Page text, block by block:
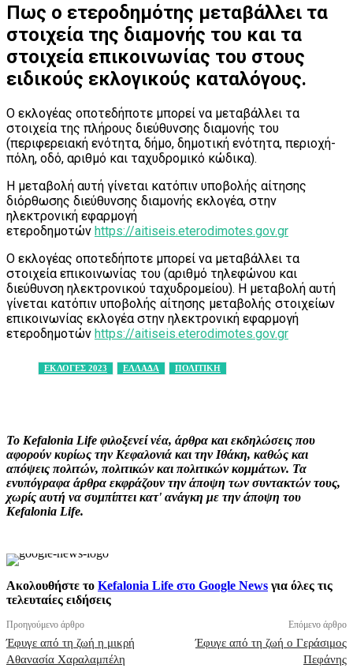
Πως ο ετεροδημότης μεταβάλλει τα
στοιχεία της διαμονής του και τα
στοιχεία επικοινωνίας του στους
ειδικούς εκλογικούς καταλόγους.
Ο εκλογέας οποτεδήποτε μπορεί να μεταβάλλει τα
στοιχεία της πλήρους διεύθυνσης διαμονής του
(περιφερειακή ενότητα, δήμο, δημοτική ενότητα, περιοχή-
πόλη, οδό, αριθμό και ταχυδρομικό κώδικα).
Η μεταβολή αυτή γίνεται κατόπιν υποβολής αίτησης
διόρθωσης διεύθυνσης διαμονής εκλογέα, στην
ηλεκτρονική εφαρμογή
ετεροδημοτών https://aitiseis.eterodimotes.gov.gr
Ο εκλογέας οποτεδήποτε μπορεί να μεταβάλλει τα
στοιχεία επικοινωνίας του (αριθμό τηλεφώνου και
διεύθυνση ηλεκτρονικού ταχυδρομείου). Η μεταβολή αυτή
γίνεται κατόπιν υποβολής αίτησης μεταβολής στοιχείων
επικοινωνίας εκλογέα στην ηλεκτρονική εφαρμογή
ετεροδημοτών https://aitiseis.eterodimotes.gov.gr
ΕΚΛΟΓΕΣ 2023 ΕΛΛΑΔΑ ΠΟΛΙΤΙΚΗ
Το Kefalonia Life φιλοξενεί νέα, άρθρα και εκδηλώσεις που
αφορούν κυρίως την Κεφαλονιά και την Ιθάκη, καθώς και
απόψεις πολιτών, πολιτικών και πολιτικών κομμάτων. Τα
ενυπόγραφα άρθρα εκφράζουν την άποψη των συντακτών τους,
χωρίς αυτή να συμπίπτει κατ' ανάγκη με την άποψη του
Kefalonia Life.
Ακολουθήστε το Kefalonia Life στο Google News για όλες τις
τελευταίες ειδήσεις
Προηγούμενο άρθρο
Έφυγε από τη ζωή η μικρή
Αθανασία Χαραλαμπέλη
Επόμενο άρθρο
Έφυγε από τη ζωή ο Γεράσιμος
Πεφάνης